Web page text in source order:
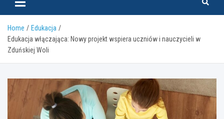
Home
Edukacja
Edukacja włączająca: Nowy projekt wspiera uczniów i nauczycieli w
Zduńskiej Woli